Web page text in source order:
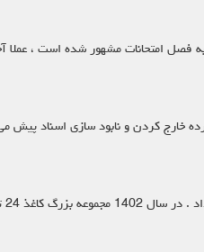
فصل امتحانات مشهور شده است ، عملا
خارج کردن و نابود سازی اسناد پیش